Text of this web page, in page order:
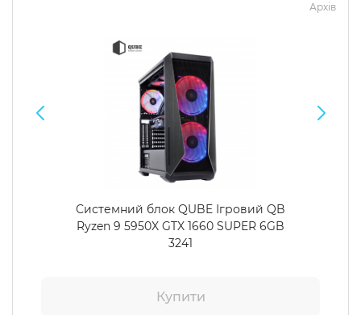
Архів
Системний блок QUBE Ігровий QB
Ryzen 9 5950X GTX 1660 SUPER 6GB
3241
Купити